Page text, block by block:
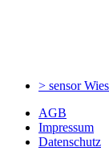
> sensor
AGB
Impressum
Datenschutz